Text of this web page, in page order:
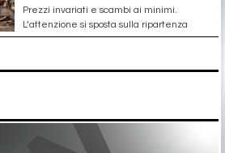
Prezzi invariati e scambi ai minimi.
L’attenzione si sposta sulla ripartenza